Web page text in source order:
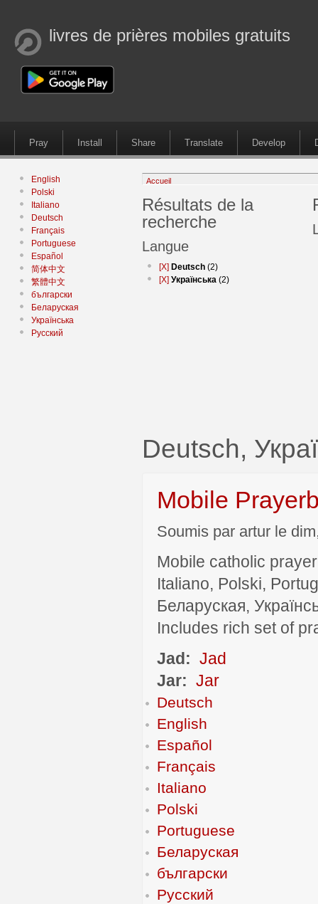
livres de prières mobiles gratuits
Pray Install Share Translate Develop
English
Polski
Italiano
Deutsch
Français
Portuguese
Español
简体中文
繁體中文
български
Беларуская
Українська
Русский
Accueil
Résultats de la
recherche
Langue
[X] Deutsch (2)
[X] Українська (2)
Deutsch,
Mobile
Soumis par artur le
Mobile catholic
Italiano, Polski,
Беларуская,
Includes rich set of
Jad: Jad
Jar: Jar
Deutsch
English
Español
Français
Italiano
Polski
Portuguese
Беларуская
български
Русский